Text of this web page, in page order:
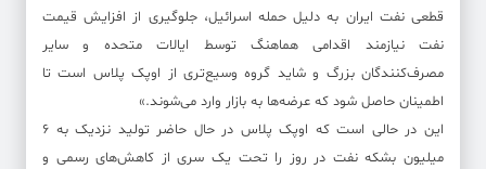
قطعی نفت ایران به دلیل حمله اسرائیل، جلوگیری از افزایش قیمت
نفت نیازمند اقدامی هماهنگ توسط ایالات متحده و سایر
مصرف‌کنندگان بزرگ و شاید گروه وسیع‌تری از اوپک پلاس است تا
اطمینان حاصل شود که عرضه‌ها به بازار وارد می‌شوند.»
این در حالی است که اوپک پلاس در حال حاضر تولید نزدیک به ۶
میلیون بشکه نفت در روز را تحت یک سری از کاهش‌های رسمی و